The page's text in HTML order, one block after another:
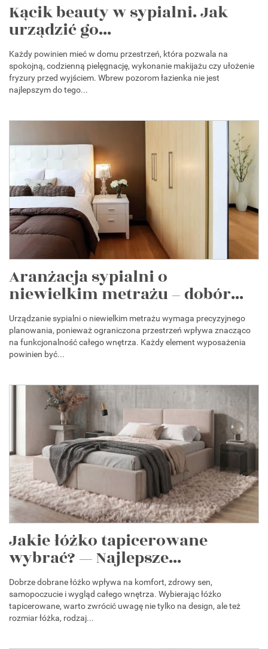
Kącik beauty w sypialni. Jak
urządzić go...
Każdy powinien mieć w domu przestrzeń, która pozwala na
spokojną, codzienną pielęgnację, wykonanie makijażu czy ułożenie
fryzury przed wyjściem. Wbrew pozorom łazienka nie jest
najlepszym do tego...
Aranżacja sypialni o
niewielkim metrażu – dobór...
Urządzanie sypialni o niewielkim metrażu wymaga precyzyjnego
planowania, ponieważ ograniczona przestrzeń wpływa znacząco
na funkcjonalność całego wnętrza. Każdy element wyposażenia
powinien być...
Jakie łóżko tapicerowane
wybrać? — Najlepsze...
Dobrze dobrane łóżko wpływa na komfort, zdrowy sen,
samopoczucie i wygląd całego wnętrza. Wybierając łóżko
tapicerowane, warto zwrócić uwagę nie tylko na design, ale też
rozmiar łóżka, rodzaj...